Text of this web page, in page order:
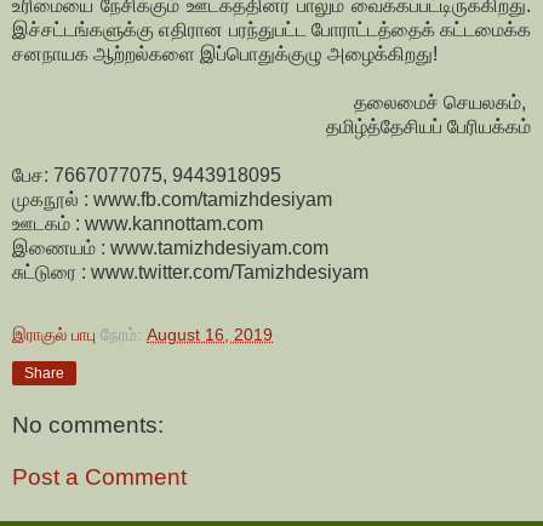
உரிமையை நேசிக்கும் ஊடகத்தினர் பாலும் வைக்கப்பட்டிருக்கிறது.
இச்சட்டங்களுக்கு எதிரான பரந்துபட்ட போராட்டத்தைக் கட்டமைக்க
சனநாயக ஆற்றல்களை இப்பொதுக்குழு அழைக்கிறது!
தலைமைச் செயலகம்,
தமிழ்த்தேசியப் பேரியக்கம்
பேச: 7667077075, 9443918095
முகநூல் : www.fb.com/tamizhdesiyam
ஊடகம் : www.kannottam.com
இணையம் : www.tamizhdesiyam.com
சுட்டுரை : www.twitter.com/Tamizhdesiyam
இராகுல் பாபு நேரம்: August 16, 2019
Share
No comments:
Post a Comment